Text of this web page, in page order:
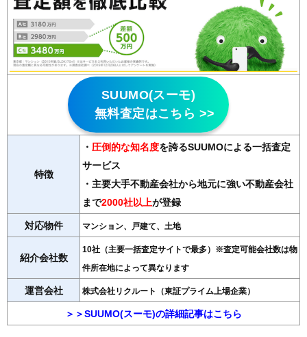
SUUMO(スーモ)
無料査定はこちら >>
特徴
・ 圧倒的な知名度を誇るSUUMOによる一括査定
サービス
・主要大手不動産会社から地元に強い不動産会社
まで2000社以上が登録
対応物件 マンション、戸建て、土地
紹介会社数
10社（主要一括査定サイトで最多）※査定可能会社数は物
件所在地によって異なります
運営会社 株式会社リクルート（東証プライム上場企業）
＞＞SUUMO(スーモ)の詳細記事はこちら